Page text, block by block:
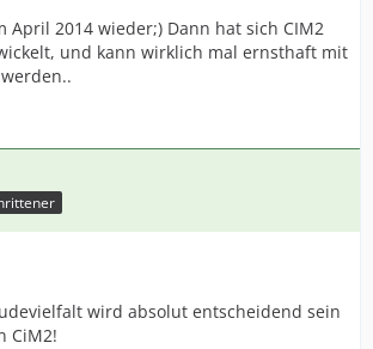
April 2014 wieder;) Dann hat sich CIM2
und kann wirklich mal ernsthaft mit
wird absolut entscheidend sein
CiM2!